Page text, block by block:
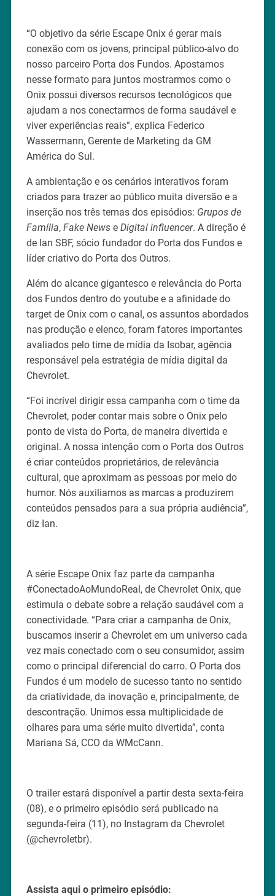
“O objetivo da série Escape Onix é gerar mais
conexão com os jovens, principal público-alvo do
nosso parceiro Porta dos Fundos. Apostamos
nesse formato para juntos mostrarmos como o
Onix possui diversos recursos tecnológicos que
ajudam a nos conectarmos de forma saudável e
viver experiências reais”, explica Federico
Wassermann, Gerente de Marketing da GM
América do Sul.
A ambientação e os cenários interativos foram
criados para trazer ao público muita diversão e a
inserção nos três temas dos episódios: Grupos de
Família, Fake Newse Digital influencer. A direção é
de Ian SBF, sócio fundador do Porta dos Fundos e
líder criativo do Porta dos Outros.
Além do alcance gigantesco e relevância do Porta
dos Fundos dentro do youtube e a afinidade do
target de Onix com o canal, os assuntos abordados
nas produção e elenco, foram fatores importantes
avaliados pelo time de mídia da Isobar, agência
responsável pela estratégia de mídia digital da
Chevrolet.
“Foi incrível dirigir essa campanha com o time da
Chevrolet, poder contar mais sobre o Onix pelo
ponto de vista do Porta, de maneira divertida e
original. A nossa intenção com o Porta dos Outros
é criar conteúdos proprietários, de relevância
cultural, que aproximam as pessoas por meio do
humor. Nós auxiliamos as marcas a produzirem
conteúdos pensados para a sua própria audiência”,
diz Ian.
A série Escape Onix faz parte da campanha
#ConectadoAoMundoReal, de Chevrolet Onix, que
estimula o debate sobre a relação saudável com a
conectividade. “Para criar a campanha de Onix,
buscamos inserir a Chevrolet em um universo cada
vez mais conectado com o seu consumidor, assim
como o principal diferencial do carro. O Porta dos
Fundos é um modelo de sucesso tanto no sentido
da criatividade, da inovação e, principalmente, de
descontração. Unimos essa multiplicidade de
olhares para uma série muito divertida”, conta
Mariana Sá, CCO da WMcCann.
O trailer estará disponível a partir desta sexta-feira
(08), e o primeiro episódio será publicado na
segunda-feira (11), no Instagram da Chevrolet
(@chevroletbr).
Assista aqui o primeiro episódio: